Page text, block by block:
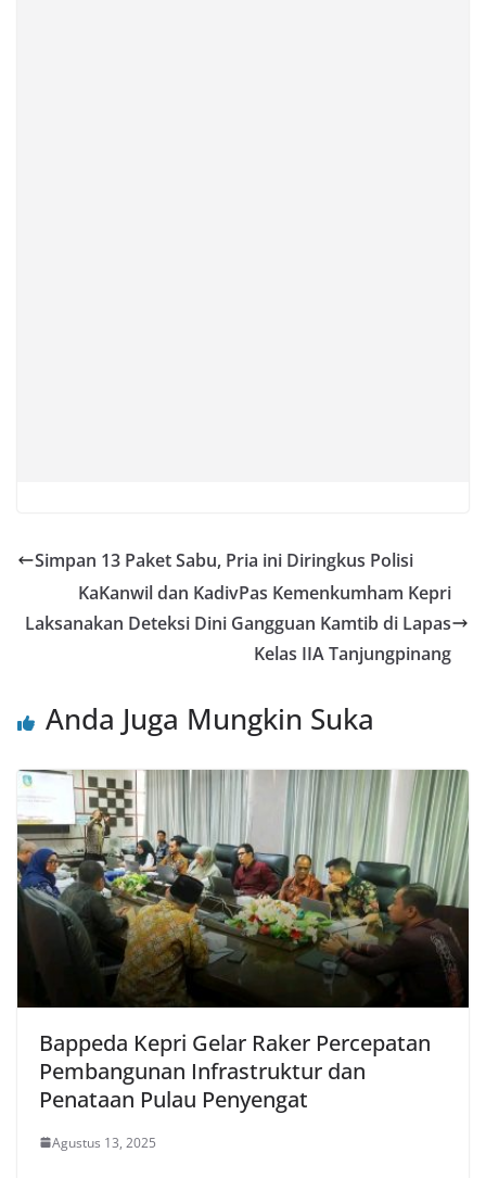
Simpan 13 Paket Sabu, Pria ini Diringkus Polisi
KaKanwil dan KadivPas Kemenkumham Kepri
Laksanakan Deteksi Dini Gangguan Kamtib di Lapas
Kelas IIA Tanjungpinang
Anda Juga Mungkin Suka
Bappeda Kepri Gelar Raker Percepatan
Pembangunan Infrastruktur dan
Penataan Pulau Penyengat
Agustus 13, 2025